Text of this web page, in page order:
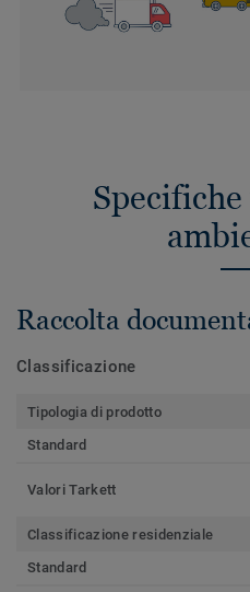
Raccolta
Classificazione
Tipologia di prodotto
Standard
Valori Tarkett
Classificazione residenziale
Standard